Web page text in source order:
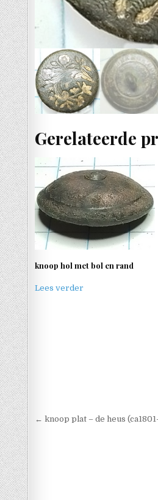
Gerelateerde
knoop hol met bol en rand
Lees verder
← knoop plat – de heus